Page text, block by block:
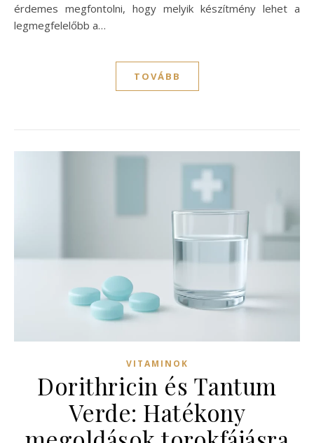
érdemes megfontolni, hogy melyik készítmény lehet a
legmegfelelőbb a…
TOVÁBB
VITAMINOK
Dorithricin és Tantum
Verde: Hatékony